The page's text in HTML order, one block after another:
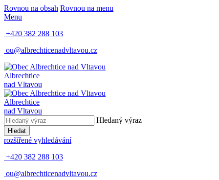
Rovnou na obsah Rovnou na menu
Menu
+420 382 288 103
ou@albrechticenadvltavou.cz
Albrechtice
nad Vltavou
Albrechtice
nad Vltavou
Hledaný výraz
Hledat
rozšířené vyhledávání
+420 382 288 103
ou@albrechticenadvltavou.cz